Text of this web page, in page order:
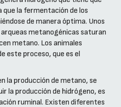
que la fermentación de los
de manera óptima. Unos
metanogénicas saturan
metano. Los animales
este proceso, que es el
la producción de metano, se
la producción de hidrógeno, es
ruminal. Existen diferentes